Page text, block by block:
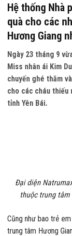
Hệ thống Nhà
quà cho các
Hương Giang
Ngày 23 tháng 9
Miss nhân ái Kim
chuyến ghé thăm
cho các cháu thiếu
tỉnh Yên Bái.
Đại diện
thuộc trung
Cũng như bao trẻ
trung tâm Hương